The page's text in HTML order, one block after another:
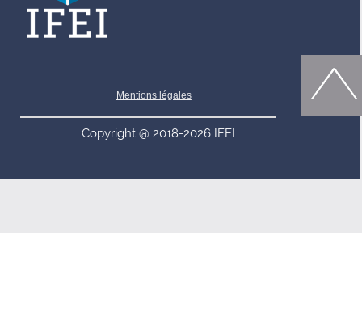
Mentions légales
Copyright @ 2018-2026 IFEI